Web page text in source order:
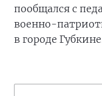
пообщался с
военно-
в городе